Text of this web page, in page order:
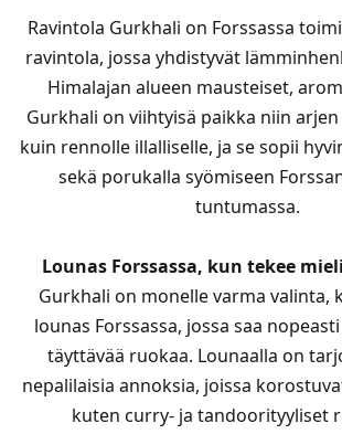
Ravintola Gurkhali on Forssassa
ravintola, jossa yhdistyvät
Himalajan alueen mausteiset,
Gurkhali on viihtyisä paikka niin
kuin rennolle illalliselle, ja se sopii
sekä porukalla syömiseen
tuntumassa.
Lounas Forssassa, kun tekee
Gurkhali on monelle varma valinta,
lounas Forssassa, jossa saa
täyttävää ruokaa. Lounaalla on
nepalilaisia annoksia, joissa
kuten curry- ja tandoorityyliset